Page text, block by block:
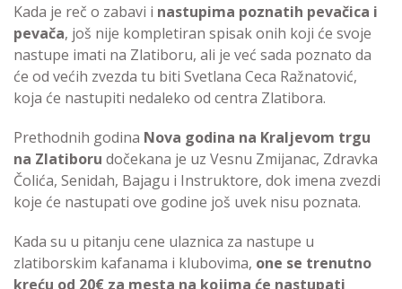
Kada je reč o zabavi i nastupima poznatih pevačica i
pevača, još nije kompletiran spisak onih koji će svoje
nastupe imati na Zlatiboru, ali je već sada poznato da
će od većih zvezda tu biti Svetlana Ceca Ražnatović,
koja će nastupiti nedaleko od centra Zlatibora.
Prethodnih godina Nova godina na Kraljevom trgu
na Zlatiboru dočekana je uz Vesnu Zmijanac, Zdravka
Čolića, Senidah, Bajagu i Instruktore, dok imena zvezdi
koje će nastupati ove godine još uvek nisu poznata.
Kada su u pitanju cene ulaznica za nastupe u
zlatiborskim kafanama i klubovima, one se trenutno
kreću od 20€ za mesta na kojima će nastupati